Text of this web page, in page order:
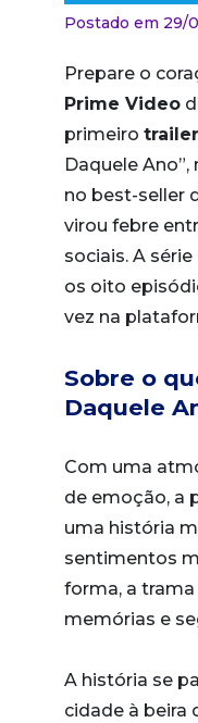
Postado em 29/
Prepare o
Prime Video
primeiro
Daquele
no best-seller
virou febre
sociais. A
os oito
vez na
Sobre o
Daquele
Com uma
de emoção, a
uma história
sentimentos
forma, a
memórias e
A história se
cidade à beira